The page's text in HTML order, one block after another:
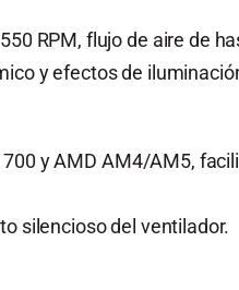
RPM, flujo de aire de
y efectos de
y AMD AM4/AM5,
silencioso del ventilador.